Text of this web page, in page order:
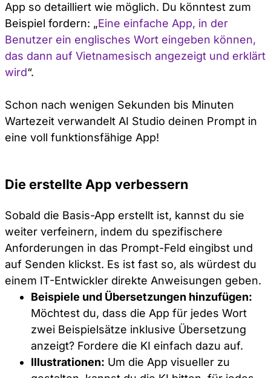
App so detailliert wie möglich. Du könntest zum
Beispiel fordern: „Eine einfache App, in der
Benutzer ein englisches Wort eingeben können,
das dann auf Vietnamesisch angezeigt und erklärt
wird“.
Schon nach wenigen Sekunden bis Minuten
Wartezeit verwandelt AI Studio deinen Prompt in
eine voll funktionsfähige App!
Die erstellte App verbessern
Sobald die Basis-App erstellt ist, kannst du sie
weiter verfeinern, indem du spezifischere
Anforderungen in das Prompt-Feld eingibst und
auf Senden klickst. Es ist fast so, als würdest du
einem IT-Entwickler direkte Anweisungen geben.
Beispiele und Übersetzungen hinzufügen:
Möchtest du, dass die App für jedes Wort
zwei Beispielsätze inklusive Übersetzung
anzeigt? Fordere die KI einfach dazu auf.
Illustrationen: Um die App visueller zu